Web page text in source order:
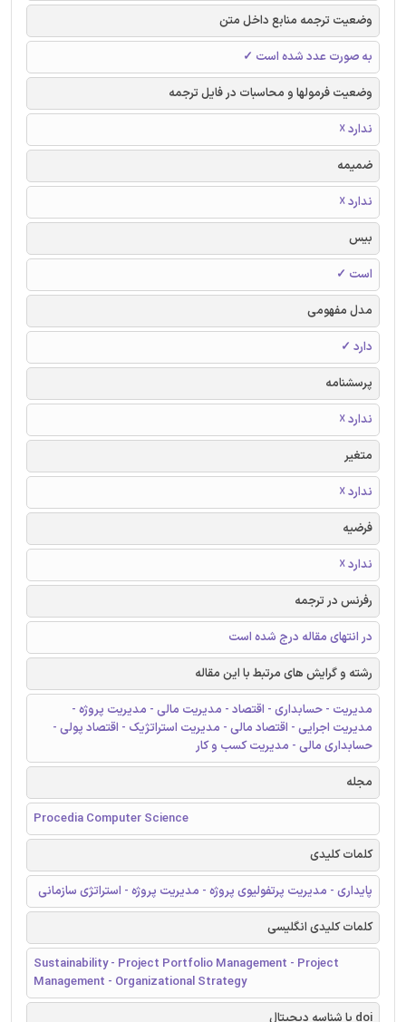
وضعیت ترجمه منابع داخل متن
به صورت عدد شده است ✓
وضعیت فرمولها و محاسبات در فایل ترجمه
ندارد ☓
ضمیمه
ندارد ☓
بیس
است ✓
مدل مفهومی
دارد ✓
پرسشنامه
ندارد ☓
متغیر
ندارد ☓
فرضیه
ندارد ☓
رفرنس در ترجمه
در انتهای مقاله درج شده است
رشته و گرایش های مرتبط با این مقاله
مدیریت - حسابداری - اقتصاد - مدیریت مالی - مدیریت پروژه -
مدیریت اجرایی - اقتصاد مالی - مدیریت استراتژیک - اقتصاد پولی -
حسابداری مالی - مدیریت کسب و کار
مجله
Procedia Computer Science
کلمات کلیدی
پایداری - مدیریت پرتفولیوی پروژه - مدیریت پروژه - استراتژی سازمانی
کلمات کلیدی انگلیسی
Sustainability - Project Portfolio Management - Project
Management - Organizational Strategy
doi یا شناسه دیجیتال